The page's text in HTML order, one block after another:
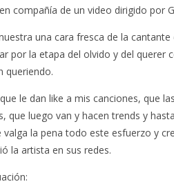
compañía de un video dirigido por
una cara fresca de la
por la etapa del olvido y del querer
queriendo.
le dan like a mis canciones, que
que luego van y hacen trends y
la pena todo este esfuerzo y
la artista en sus redes.